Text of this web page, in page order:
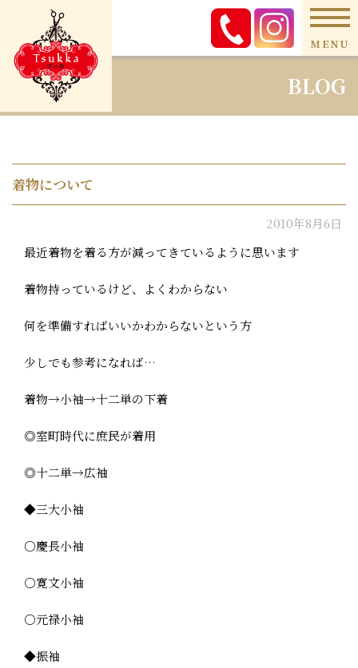
MENU
BLOG
着物について
2010年8月6日
最近着物を着る方が減ってきているように思います
着物持っているけど、よくわからない
何を準備すればいいかわからないという方
少しでも参考になれば…
着物→小袖→十二単の下着
◎室町時代に庶民が着用
◎十二単→広袖
◆三大小袖
○慶長小袖
○寛文小袖
○元禄小袖
◆振袖